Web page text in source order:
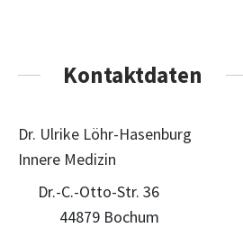
Kontaktdaten
Dr. Ulrike Löhr-Hasenburg
Innere Medizin
Dr.-C.-Otto-Str. 36
44879 Bochum